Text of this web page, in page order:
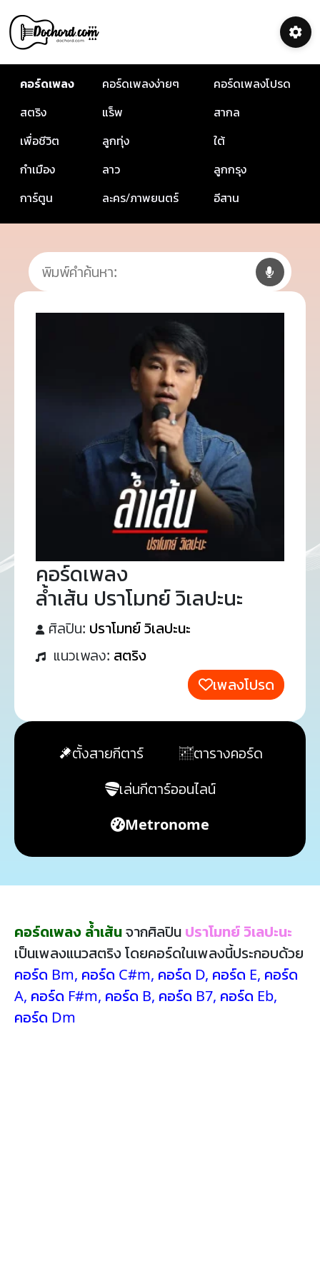
คอร์ดเพลง คอร์ดเพลงง่ายๆ
คอร์ดเพลงโปรด
สตริง
แร็พ
สากล
เพื่อชีวิต
ลูกทุ่ง
ใต้
กำเมือง
ลาว
ลูกกรุง
การ์ตูน
ละคร/ภาพยนตร์ อีสาน
คอร์ดเพลง
ล้ำเส้น ปราโมทย์ วิเลปะนะ
ศิลปิน: ปราโมทย์ วิเลปะนะ
แนวเพลง: สตริง
เพลงโปรด
ตั้งสายกีตาร์
ตารางคอร์ด
เล่นกีตาร์ออนไลน์
Metronome
คอร์ดเพลง ล้ำเส้นจากศิลปิน ปราโมทย์ วิเลปะนะ
เป็นเพลงแนวสตริง โดยคอร์ดในเพลงนี้ประกอบด้วย
คอร์ด Bm, คอร์ด C#m, คอร์ด D, คอร์ด E, คอร์ด
A, คอร์ด F#m, คอร์ด B, คอร์ด B7, คอร์ด Eb,
คอร์ด Dm